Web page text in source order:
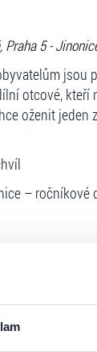
5 -
jsou
otcové,
oženit
– ročníkové
si vždy